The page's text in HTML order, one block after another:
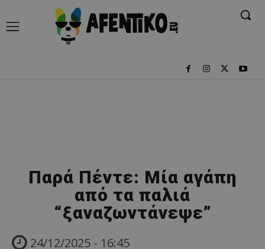
Παρά Πέντε: Μία αγάπη
από τα παλιά
“ξαναζωντάνεψε”
24/12/2025 - 16:45